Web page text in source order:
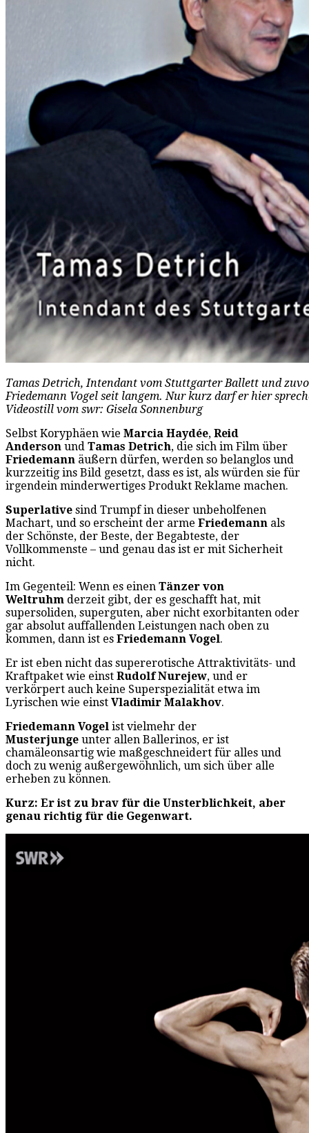
Tamas Detrich, Intendant vom Stuttgarter Ballett und
Friedemann Vogel seit langem. Nur kurz darf er hier
Videostill vom swr: Gisela Sonnenburg
Selbst Koryphäen wie Marcia Haydée, Reid
Anderson und Tamas Detrich, die sich im Film über
Friedemann äußern dürfen, werden so belanglos und
kurzzeitig ins Bild gesetzt, dass es ist, als würden sie für
irgendein minderwertiges Produkt Reklame machen.
Superlative sind Trumpf in dieser unbeholfenen
Machart, und so erscheint der arme Friedemann als
der Schönste, der Beste, der Begabteste, der
Vollkommenste – und genau das ist er mit Sicherheit
nicht.
Im Gegenteil: Wenn es einen Tänzer von
Weltruhm derzeit gibt, der es geschafft hat, mit
supersoliden, superguten, aber nicht exorbitanten oder
gar absolut auffallenden Leistungen nach oben zu
kommen, dann ist es Friedemann Vogel.
Er ist eben nicht das supererotische Attraktivitäts- und
Kraftpaket wie einst Rudolf Nurejew, und er
verkörpert auch keine Superspezialität etwa im
Lyrischen wie einst Vladimir Malakhov.
Friedemann Vogel ist vielmehr der
Musterjunge unter allen Ballerinos, er ist
chamäleonsartig wie maßgeschneidert für alles und
doch zu wenig außergewöhnlich, um sich über alle
erheben zu können.
Kurz: Er ist zu brav für die Unsterblichkeit, aber
genau richtig für die Gegenwart.